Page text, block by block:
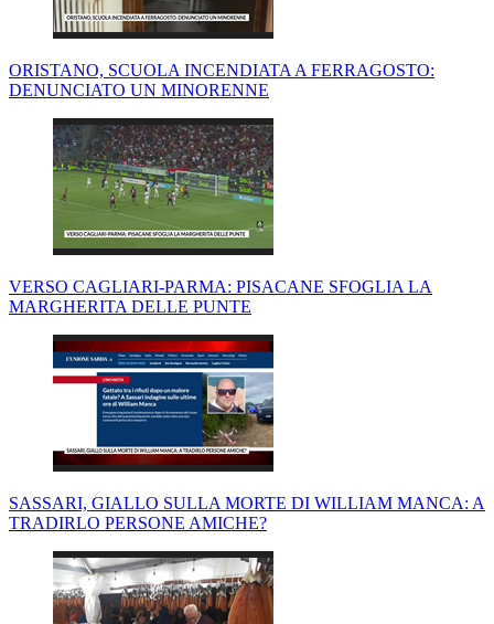
ORISTANO, SCUOLA INCENDIATA A FERRAGOSTO:
DENUNCIATO UN MINORENNE
VERSO CAGLIARI-PARMA: PISACANE SFOGLIA LA
MARGHERITA DELLE PUNTE
SASSARI, GIALLO SULLA MORTE DI WILLIAM MANCA: A
TRADIRLO PERSONE AMICHE?